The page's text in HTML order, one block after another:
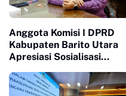
Anggota Komisi I DPRD
Kabupaten Barito Utara
Apresiasi Sosialisasi
Dampak Negatif Medsos